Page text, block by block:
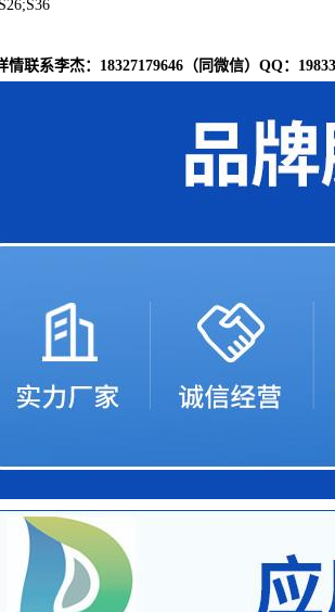
情联系李杰：18327179646（同微信）QQ：